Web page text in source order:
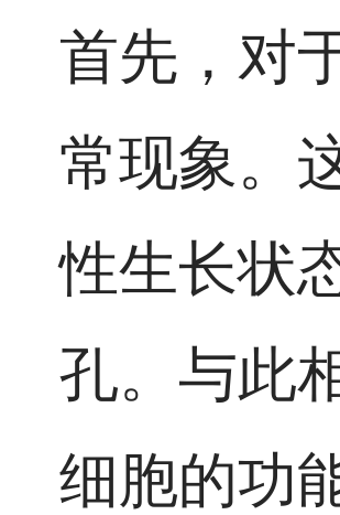
首先，对
常现象。
性生长状
孔。与此
细胞的功